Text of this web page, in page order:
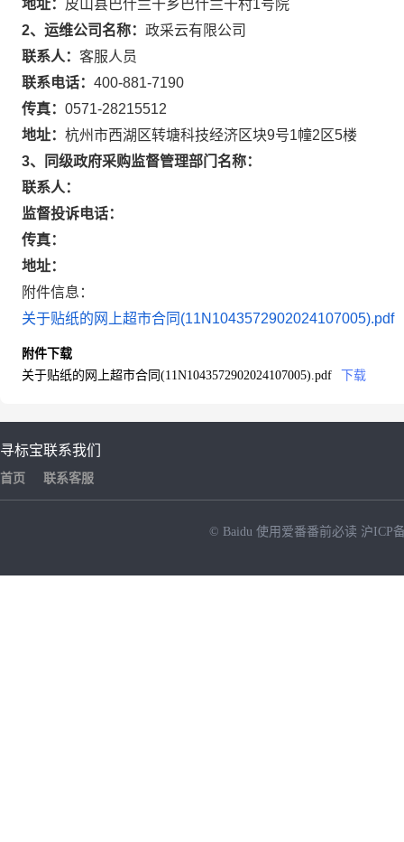
地址： 皮山县巴什兰干乡巴什兰干村1号院
2、运维公司名称： 政采云有限公司
联系人： 客服人员
联系电话： 400-881-7190
传真： 0571-28215512
地址： 杭州市西湖区转塘科技经济区块9号1幢2区5楼
3、同级政府采购监督管理部门名称：
联系人：
监督投诉电话：
传真：
地址：
附件信息：
关于贴纸的网上超市合同(11N1043572902024107005).pdf
附件下载
关于贴纸的网上超市合同(11N1043572902024107005).pdf
下载
寻标宝
首页
联系我们
联系客服
© Baidu 使用爱番番前必读 沪ICP